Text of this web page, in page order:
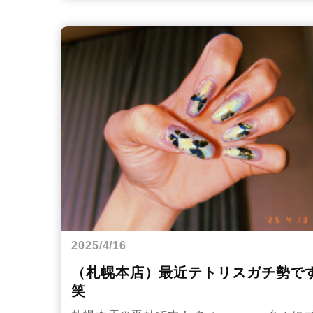
2025/4/16
（札幌本店）最近テトリスガチ勢で
笑